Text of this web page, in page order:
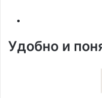
Удобно и